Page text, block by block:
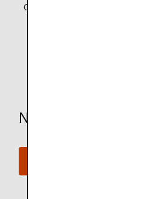
Group5
All
Need More Assistance?